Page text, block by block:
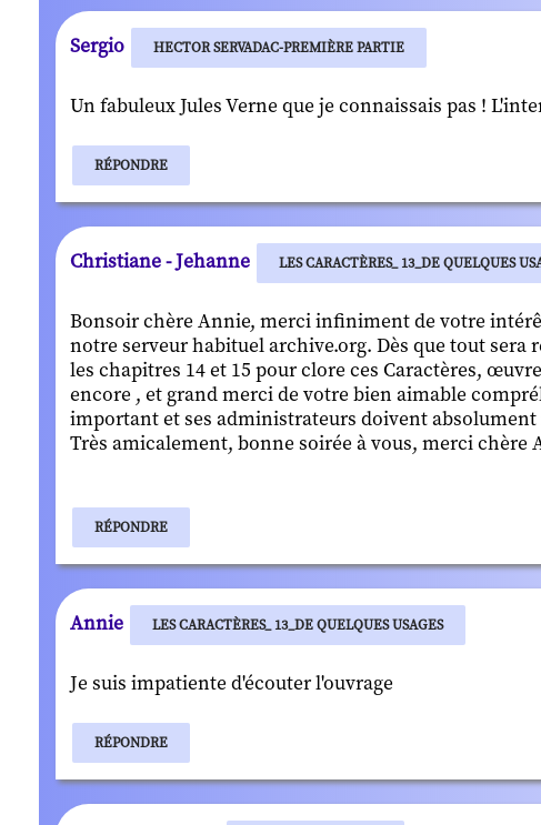
Sergio HECTOR SERVADAC-PREMIÈRE PARTIE
Un fabuleux Jules Verne que je connaissais pas !
RÉPONDRE
Christiane - Jehanne LES CARACTÈRES_ 13_DE QUELQUES
Bonsoir chère Annie, merci infiniment de votre
notre serveur habituel archive.org. Dès que tout
les chapitres 14 et 15 pour clore ces Caractères,
encore , et grand merci de votre bien aimable
important et ses administrateurs doivent
Très amicalement, bonne soirée à vous, merci chère
RÉPONDRE
Annie LES CARACTÈRES_ 13_DE QUELQUES USAGES
Je suis impatiente d'écouter l'ouvrage
RÉPONDRE